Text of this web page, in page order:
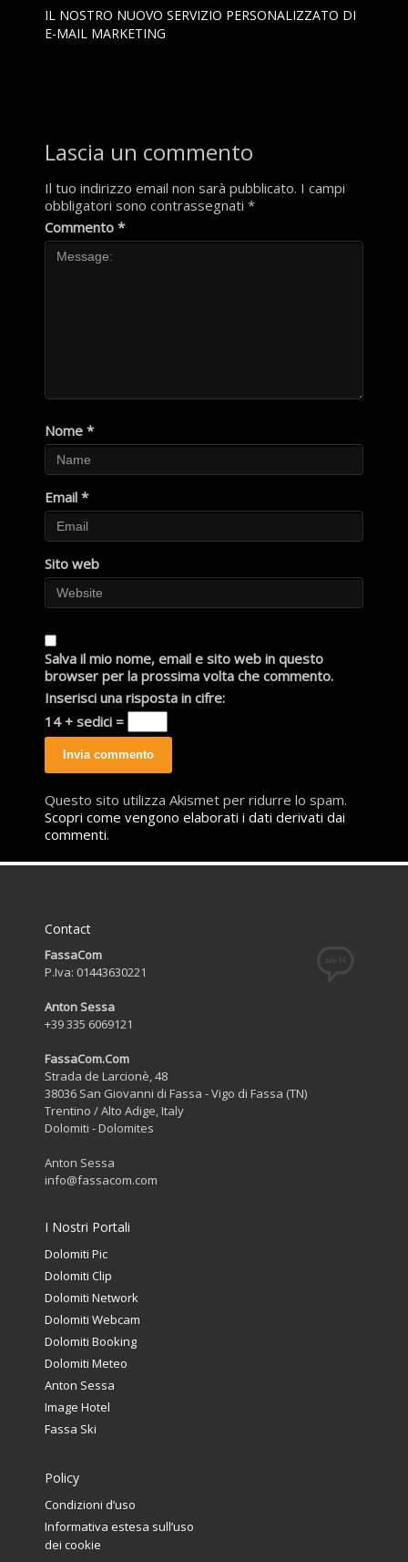
IL NOSTRO NUOVO SERVIZIO PERSONALIZZATO DI
E-MAIL MARKETING
Lascia un commento
Il tuo indirizzo email non sarà pubblicato. I campi
obbligatori sono contrassegnati *
Commento *
Nome *
Email *
Sito web
Salva il mio nome, email e sito web in questo
browser per la prossima volta che commento.
Inserisci una risposta in cifre:
14 + sedici =
Questo sito utilizza Akismet per ridurre lo spam.
Scopri come vengono elaborati i dati derivati dai
commenti.
Contact
FassaCom
P.Iva: 01443630221
Anton Sessa
+39 335 6069121
FassaCom.Com
Strada de Larcionè, 48
38036 San Giovanni di Fassa - Vigo di Fassa (TN)
Trentino / Alto Adige, Italy
Dolomiti - Dolomites
Anton Sessa
info@fassacom.com
I Nostri Portali
Dolomiti Pic
Dolomiti Clip
Dolomiti Network
Dolomiti Webcam
Dolomiti Booking
Dolomiti Meteo
Anton Sessa
Image Hotel
Fassa Ski
Policy
Condizioni d’uso
Informativa estesa sull’uso
dei cookie